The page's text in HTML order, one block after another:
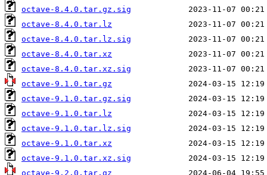
octave-8.4.0.tar.gz.sig
octave-8.4.0.tar.lz
octave-8.4.0.tar.lz.sig
octave-8.4.0.tar.xz
octave-8.4.0.tar.xz.sig
octave-9.1.0.tar.gz
octave-9.1.0.tar.gz.sig
octave-9.1.0.tar.lz
octave-9.1.0.tar.lz.sig
octave-9.1.0.tar.xz
octave-9.1.0.tar.xz.sig
octave-9.2.0.tar.gz